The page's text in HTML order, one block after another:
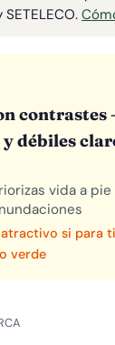
contrastes
débiles
vida a
si para
verde